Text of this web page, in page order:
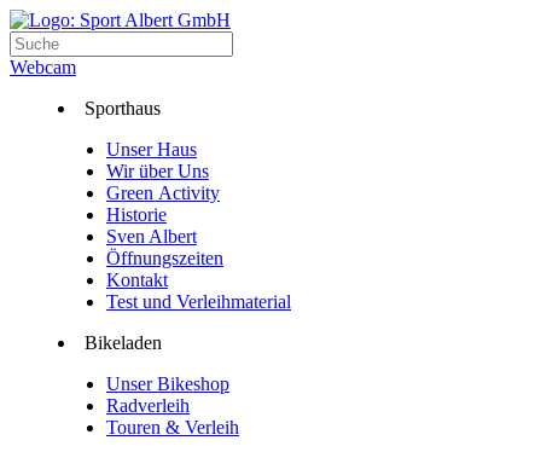
Webcam
Sporthaus
Unser Haus
Wir über Uns
Green Activity
Historie
Sven Albert
Öffnungszeiten
Kontakt
Test und Verleihmaterial
Bikeladen
Unser Bikeshop
Radverleih
Touren & Verleih